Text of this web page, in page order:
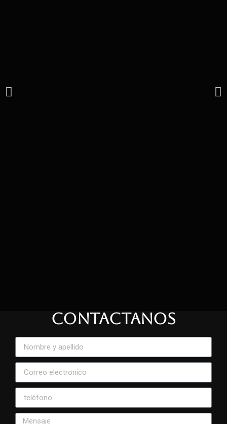
CONTACTANOS